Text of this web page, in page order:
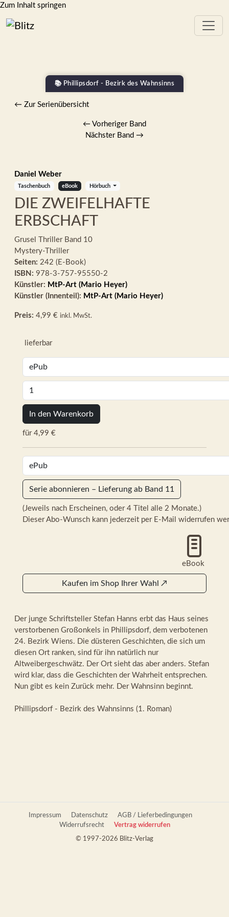
Zum Inhalt springen
📚 Phillipsdorf - Bezirk des Wahnsinns
← Zur Serienübersicht
← Vorheriger Band
Nächster Band →
Daniel Weber
Taschenbuch eBook Hörbuch
DIE ZWEIFELHAFTE
ERBSCHAFT
Grusel Thriller Band 10
Mystery-Thriller
Seiten: 242 (E-Book)
ISBN: 978-3-757-95550-2
Künstler: MtP-Art (Mario Heyer)
Künstler (Innenteil): MtP-Art (Mario Heyer)
Preis: 4,99 € inkl. MwSt.
lieferbar
In den Warenkorb
für 4,99 €
Serie abonnieren – Lieferung ab Band 11
(Jeweils nach Erscheinen, oder 4 Titel alle 2 Monate.)
Dieser Abo-Wunsch kann jederzeit per E-Mail widerrufen
eBook
Kaufen im Shop Ihrer Wahl ↗
Der junge Schriftsteller Stefan Hanns erbt das Haus seines
verstorbenen Großonkels in Phillipsdorf, dem verbotenen
24. Bezirk Wiens. Die düsteren Geschichten, die sich um
diesen Ort ranken, sind für ihn natürlich nur
Altweibergeschwätz. Der Ort sieht das aber anders. Stefan
wird klar, dass die Geschichten der Wahrheit entsprechen.
Nun gibt es kein Zurück mehr. Der Wahnsinn beginnt.
Phillipsdorf - Bezirk des Wahnsinns (1. Roman)
Impressum Datenschutz
AGB / Lieferbedingungen
Widerrufsrecht
Vertrag widerrufen
© 1997-2026 Blitz-Verlag